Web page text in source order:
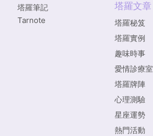
塔羅筆記
Tarnote
塔羅文章
塔羅秘笈
塔羅實例
趣味時事
愛情診療室
塔羅牌陣
心理測驗
星座運勢
熱門活動